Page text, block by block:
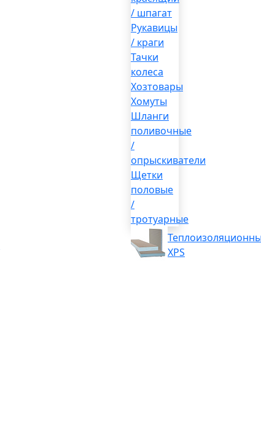
/ шпагат
Рукавицы
/ краги
Тачки
колеса
Хозтовары
Хомуты
Шланги
поливочные
/
опрыскиватели
Щетки
половые
/
тротуарные
XPS